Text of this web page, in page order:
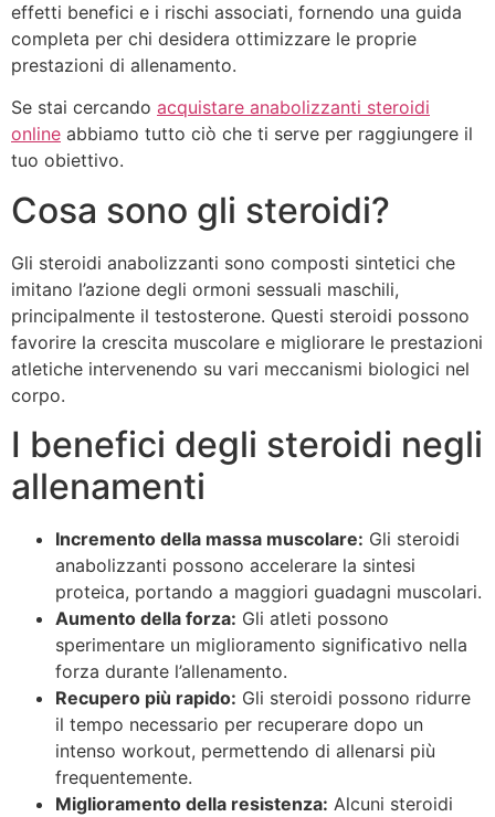
effetti benefici e i rischi associati, fornendo una guida
completa per chi desidera ottimizzare le proprie
prestazioni di allenamento.
Se stai cercando acquistare anabolizzanti steroidi
online abbiamo tutto ciò che ti serve per raggiungere il
tuo obiettivo.
Cosa sono gli steroidi?
Gli steroidi anabolizzanti sono composti sintetici che
imitano l’azione degli ormoni sessuali maschili,
principalmente il testosterone. Questi steroidi possono
favorire la crescita muscolare e migliorare le prestazioni
atletiche intervenendo su vari meccanismi biologici nel
corpo.
I benefici degli steroidi negli
allenamenti
Incremento della massa muscolare: Gli steroidi
anabolizzanti possono accelerare la sintesi
proteica, portando a maggiori guadagni muscolari.
Aumento della forza: Gli atleti possono
sperimentare un miglioramento significativo nella
forza durante l’allenamento.
Recupero più rapido: Gli steroidi possono ridurre
il tempo necessario per recuperare dopo un
intenso workout, permettendo di allenarsi più
frequentemente.
Miglioramento della resistenza: Alcuni steroidi